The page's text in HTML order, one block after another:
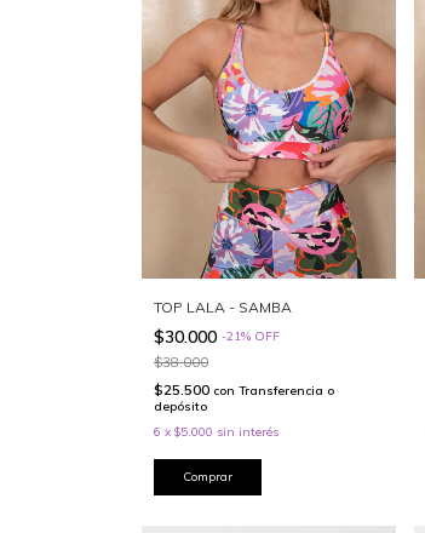
TOP LALA - SAMBA
$30.000 -21% OFF
$38.000
$25.500 con Transferencia o
depósito
6 x $5.000 sin interés
Comprar